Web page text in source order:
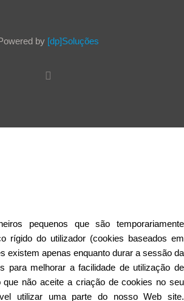
by [dp]Soluções
pequenos que são temporariamente
rígido do utilizador (cookies baseados em
existem apenas enquanto durar a sessão da
para melhorar a facilidade de utilização de
não aceite a criação de cookies no seu
utilizar uma parte do nosso Web site.